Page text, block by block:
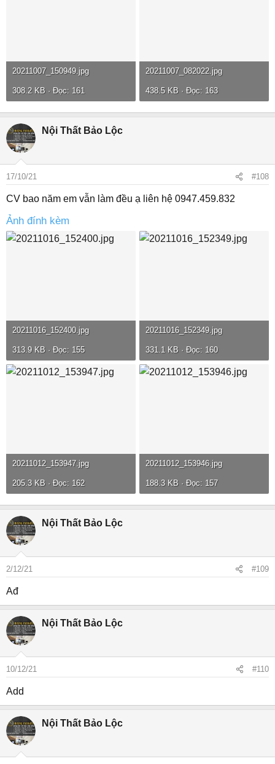
20211007_150949.jpg
308.2 KB · Đọc: 161
20211007_082022.jpg
438.5 KB · Đọc: 163
Nội Thất Bảo Lộc
17/10/21 #108
CV bao năm em vẫn làm đều ạ liên hệ 0947.459.832
Ảnh đính kèm
20211016_152400.jpg
313.9 KB · Đọc: 155
20211016_152349.jpg
331.1 KB · Đọc: 160
20211012_153947.jpg
205.3 KB · Đọc: 162
20211012_153946.jpg
188.3 KB · Đọc: 157
Nội Thất Bảo Lộc
2/12/21 #109
Ađ
Nội Thất Bảo Lộc
10/12/21 #110
Add
Nội Thất Bảo Lộc